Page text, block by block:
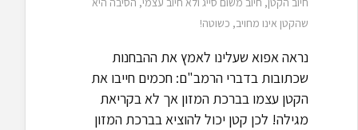
שהקטן אינו מחויב, כשוטה!
נראה אפוא שעלינו לאמץ את ההבחנות
שכתובות בדברי הרמב"ם: חכמים חייבו את
הקטן עצמו בברכת המזון אך לא בקריאת
מגילה! לכן קטן יכול להוציא בברכת המזון